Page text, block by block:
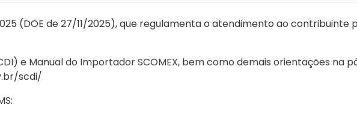
(DOE de 27/11/2025), que regulamenta o atendimento ao contribuinte
e Manual do Importador SCOMEX, bem como demais orientações na
scdi/